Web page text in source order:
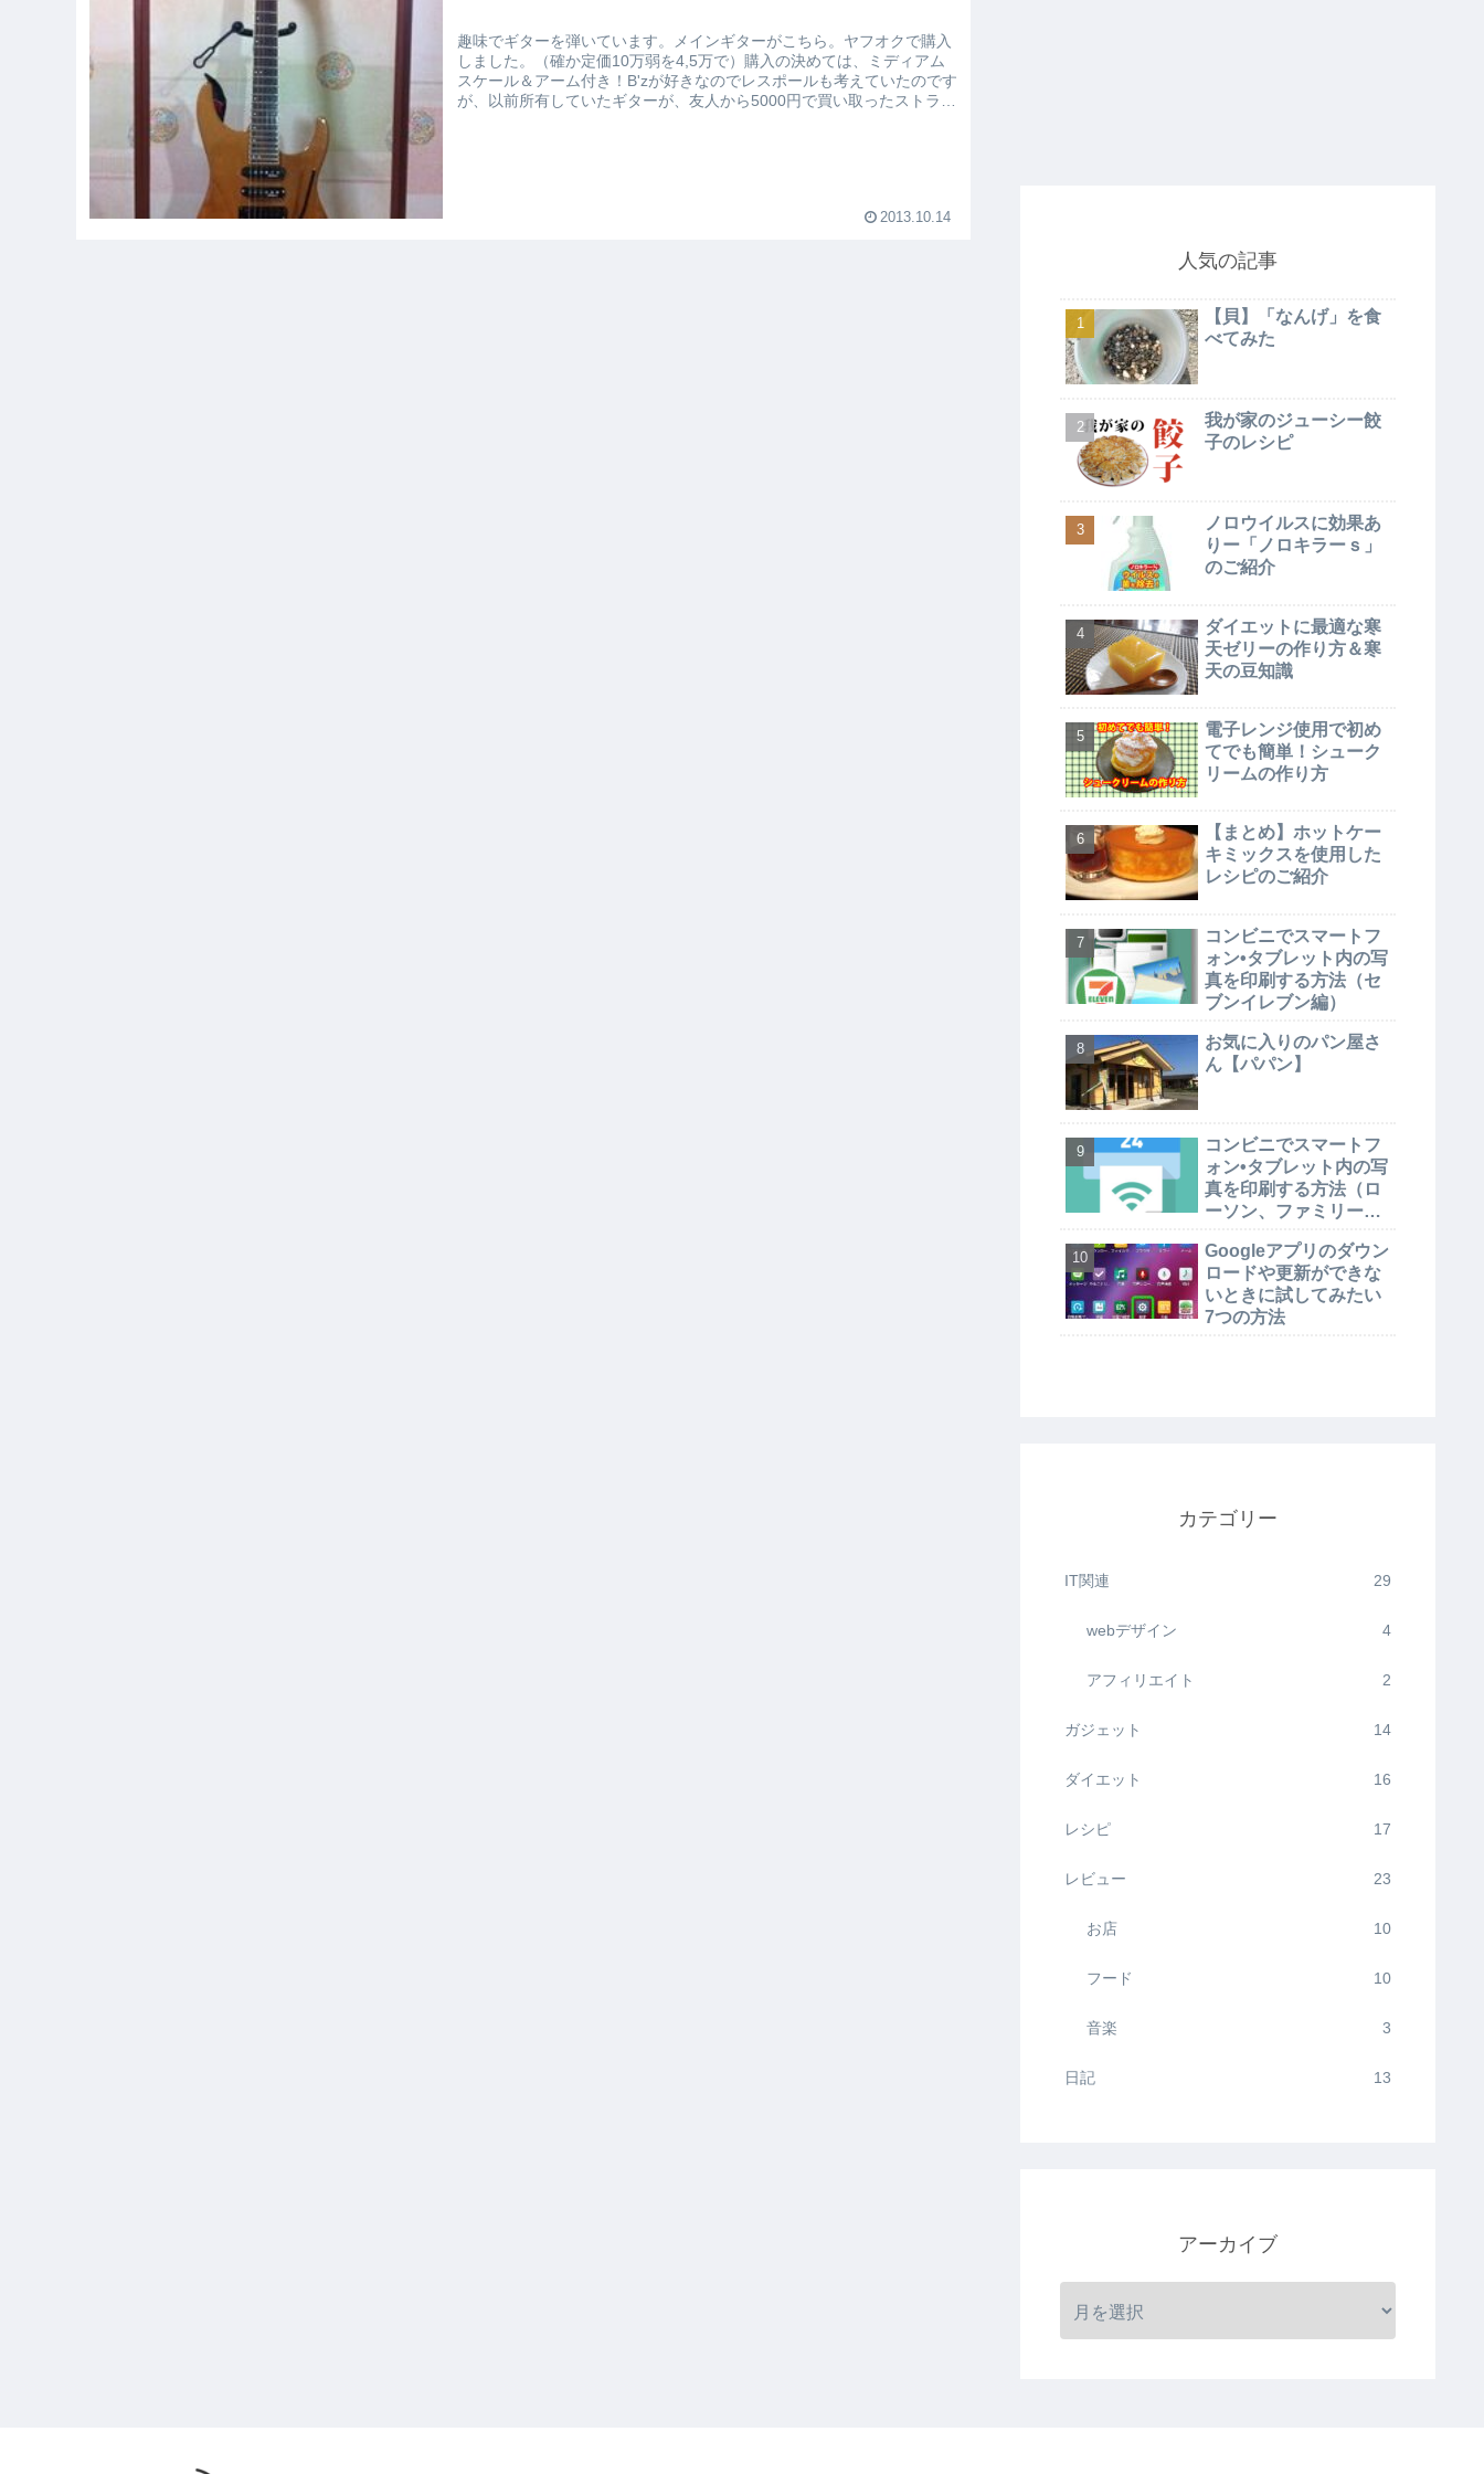
趣味でギターを弾いています。メインギターがこちら。ヤフオクで購入
しました。（確か定価10万弱を4,5万で）購入の決めては、ミディアム
スケール＆アーム付き！B'zが好きなのでレスポールも考えていたのです
が、以前所有していたギターが、友人から5000円で買い取ったストラト
2013.10.14
人気の記事
【貝】「なんげ」を食
べてみた
我が家のジューシー餃
子のレシピ
ノロウイルスに効果あ
りー「ノロキラーｓ」
のご紹介
ダイエットに最適な寒
天ゼリーの作り方＆寒
天の豆知識
電子レンジ使用で初め
てでも簡単！シューク
リームの作り方
【まとめ】ホットケー
キミックスを使用した
レシピのご紹介
コンビニでスマートフ
ォン•タブレット内の写
真を印刷する方法（セ
ブンイレブン編）
お気に入りのパン屋さ
ん【パパン】
コンビニでスマートフ
ォン•タブレット内の写
真を印刷する方法（ロ
ーソン、ファミリーマ
Googleアプリのダウン
ロードや更新ができな
いときに試してみたい
7つの方法
カテゴリー
IT関連 29
webデザイン 4
アフィリエイト 2
ガジェット 14
ダイエット 16
レシピ 17
レビュー 23
お店 10
フード 10
音楽 3
日記 13
アーカイブ